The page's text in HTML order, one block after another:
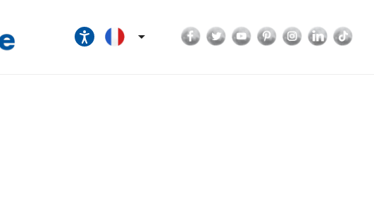
 Facebook
TwitterYouTubePinterestInstagram